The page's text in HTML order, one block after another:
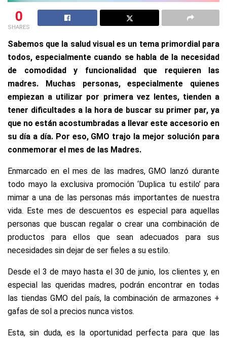
0
SHARES
Sabemos que la salud visual es un tema primordial para
todos, especialmente cuando se habla de la necesidad
de comodidad y funcionalidad que requieren las
madres. Muchas personas, especialmente quienes
empiezan a utilizar por primera vez lentes, tienden a
tener dificultades a la hora de buscar su primer par, ya
que no están acostumbradas a llevar este accesorio en
su día a día. Por eso, GMO trajo la mejor solución para
conmemorar el mes de las Madres.
Enmarcado en el mes de las madres, GMO lanzó durante
todo mayo la exclusiva promoción ‘Duplica tu estilo’ para
mimar a una de las personas más importantes de nuestra
vida. Este mes de descuentos es especial para aquellas
personas que buscan regalar o crear una combinación de
productos para ellos que sean adecuados para sus
necesidades sin dejar de ser fieles a su estilo.
Desde el 3 de mayo hasta el 30 de junio, los clientes y, en
especial las queridas madres, podrán encontrar en todas
las tiendas GMO del país, la combinación de armazones +
gafas de sol a precios nunca vistos.
Esta, sin duda, es la oportunidad perfecta para que las